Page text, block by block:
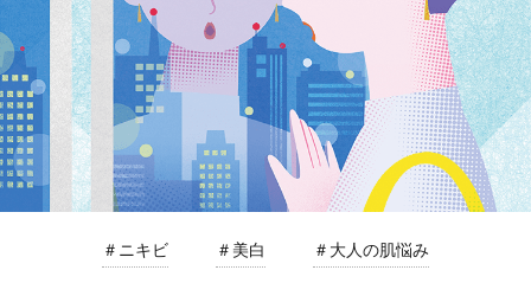
＃ニキビ ＃美白 ＃大人の肌悩み